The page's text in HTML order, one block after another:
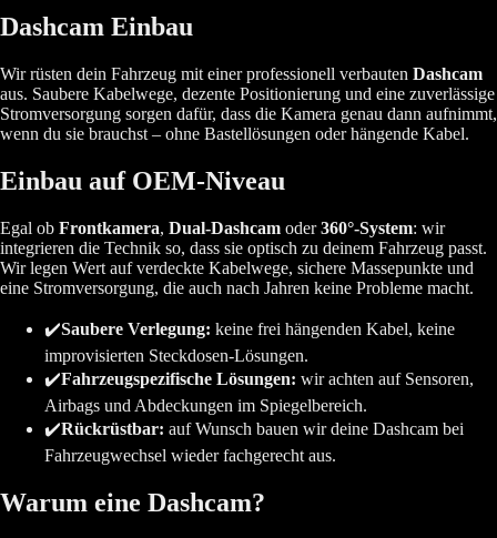
Dashcam Einbau
Wir rüsten dein Fahrzeug mit einer professionell verbauten Dashcam
aus. Saubere Kabelwege, dezente Positionierung und eine zuverlässige
Stromversorgung sorgen dafür, dass die Kamera genau dann aufnimmt,
wenn du sie brauchst – ohne Bastellösungen oder hängende Kabel.
Einbau auf OEM-Niveau
Egal ob Frontkamera, Dual-Dashcam oder360°-System: wir
integrieren die Technik so, dass sie optisch zu deinem Fahrzeug passt.
Wir legen Wert auf verdeckte Kabelwege, sichere Massepunkte und
eine Stromversorgung, die auch nach Jahren keine Probleme macht.
✔️Saubere Verlegung: keine frei hängenden Kabel, keine
improvisierten Steckdosen-Lösungen.
✔️Fahrzeugspezifische Lösungen: wir achten auf Sensoren,
Airbags und Abdeckungen im Spiegelbereich.
✔️Rückrüstbar: auf Wunsch bauen wir deine Dashcam bei
Fahrzeugwechsel wieder fachgerecht aus.
Warum eine Dashcam?